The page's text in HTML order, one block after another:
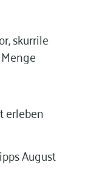
skurrile
erleben
August